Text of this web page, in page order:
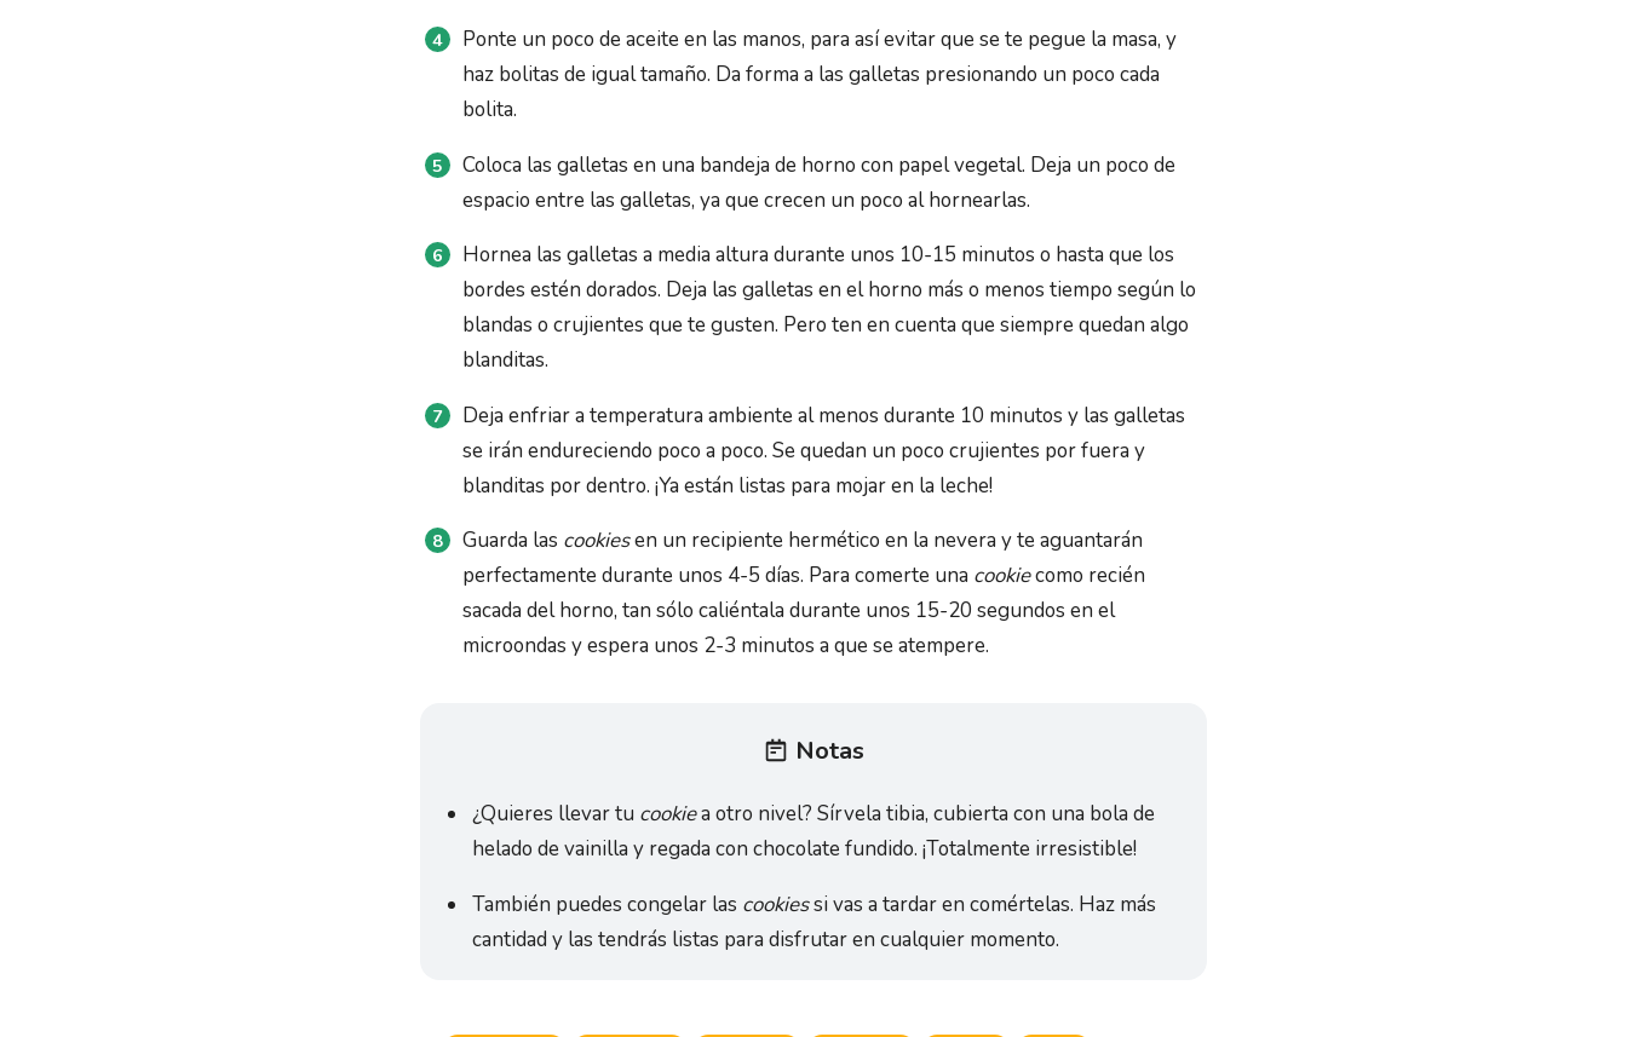
Ponte un poco de aceite en las manos, para así evitar que se te pegue la masa, y
haz bolitas de igual tamaño. Da forma a las galletas presionando un poco cada
bolita.
Coloca las galletas en una bandeja de horno con papel vegetal. Deja un poco de
espacio entre las galletas, ya que crecen un poco al hornearlas.
Hornea las galletas a media altura durante unos 10-15 minutos o hasta que los
bordes estén dorados. Deja las galletas en el horno más o menos tiempo según lo
blandas o crujientes que te gusten. Pero ten en cuenta que siempre quedan algo
blanditas.
Deja enfriar a temperatura ambiente al menos durante 10 minutos y las galletas
se irán endureciendo poco a poco. Se quedan un poco crujientes por fuera y
blanditas por dentro. ¡Ya están listas para mojar en la leche!
Guarda las cookiesen un recipiente hermético en la nevera y te aguantarán
perfectamente durante unos 4-5 días. Para comerte una cookiecomo recién
sacada del horno, tan sólo caliéntala durante unos 15-20 segundos en el
microondas y espera unos 2-3 minutos a que se atempere.
Notas
¿Quieres llevar tu cookiea otro nivel? Sírvela tibia, cubierta con una bola de
helado de vainilla y regada con chocolate fundido. ¡Totalmente irresistible!
También puedes congelar las cookiessi vas a tardar en comértelas. Haz más
cantidad y las tendrás listas para disfrutar en cualquier momento.